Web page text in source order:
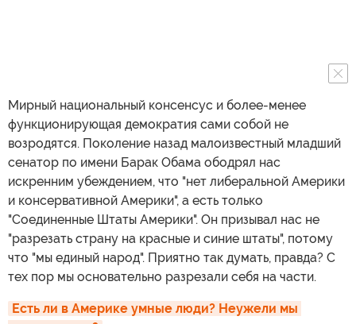
Мирный национальный консенсус и более-менее
функционирующая демократия сами собой не
возродятся. Поколение назад малоизвестный младший
сенатор по имени Барак Обама ободрял нас
искренним убеждением, что "нет либеральной Америки
и консервативной Америки", а есть только
"Соединенные Штаты Америки". Он призывал нас не
"разрезать страну на красные и синие штаты", потому
что "мы единый народ". Приятно так думать, правда? С
тех пор мы основательно разрезали себя на части.
Есть ли в Америке умные люди? Неужели мы